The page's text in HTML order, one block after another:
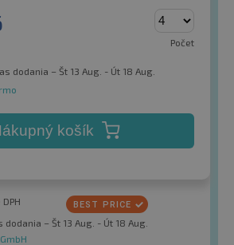
Počet
dodania – Št 13 Aug. - Út 18 Aug.
košík
dodania – Št 13 Aug. - Út 18 Aug.